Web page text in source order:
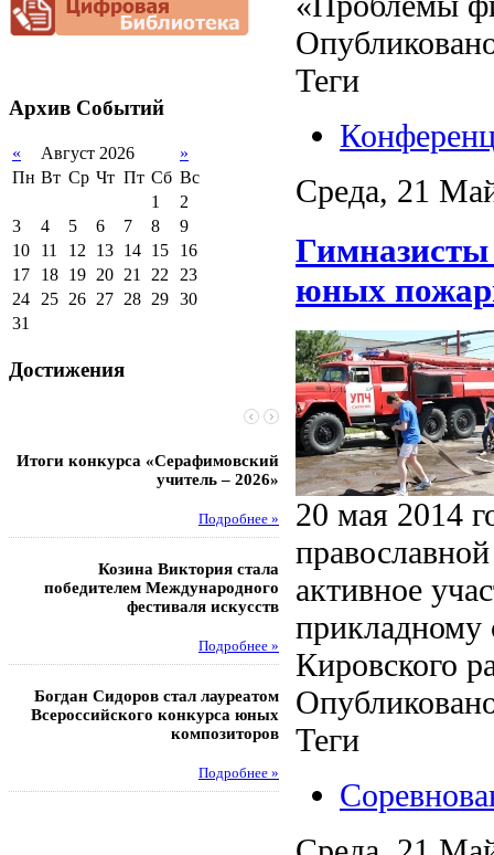
документационной
нагрузки
Архив Событий
« Август 2026
»
Пн Вт Ср Чт Пт Сб Вс
1
2
3
4 5 6 7 8
9
10
11 12 13 14 15
16
17
18 19 20 21 22 23
24 25 26 27 28 29 30
31
Достижения
Итоги конкурса «Серафимовский
учитель – 2026»
Подробнее »
Козина Виктория стала
победителем Международного
фестиваля искусств
Подробнее »
Богдан Сидоров стал лауреатом
Всероссийского конкурса юных
композиторов
Подробнее »
Чебаненко Глеб стал
областных
Музафаров Пётр стал
турнира
Педагоги
победителями
этапа XXI
конкурса «За
Теги
Среда, 21
Гимназисты
юных
20 мая 2014
активное
Кировского
Теги